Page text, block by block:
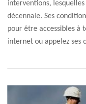
interventions,
décennale. Ses
pour être accessibles à
internet ou appelez ses